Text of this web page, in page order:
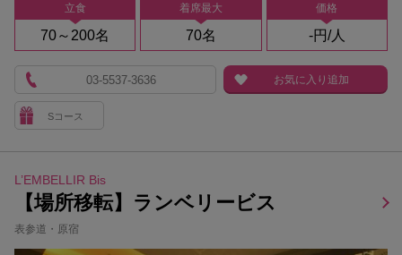
立食
70～200名
着席最大
70名
価格
-円/人
Sコース
03-5537-3636 お気に入り追加
L’EMBELLIR Bis
【場所移転】ランベリービス
表参道・原宿